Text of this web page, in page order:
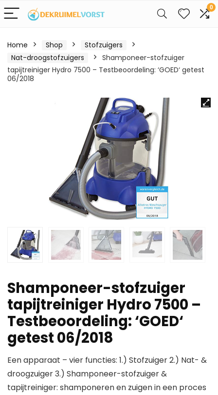
0
Home Shop
Stofzuigers
Nat-droogstofzuigers
Shamponeer-stofzuiger
tapijtreiniger Hydro 7500 – Testbeoordeling: ‘GOED‘ getest
06/2018
Shamponeer-stofzuiger
tapijtreiniger Hydro 7500 –
Testbeoordeling: ‘GOED‘
getest 06/2018
Een apparaat – vier functies: 1.) Stofzuiger 2.) Nat- &
droogzuiger 3.) Shamponeer-stofzuiger &
tapijtreiniger: shamponeren en zuigen in een proces